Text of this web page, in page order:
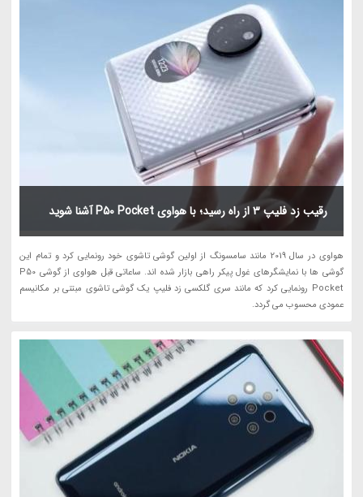
رقیب زد فلیپ 3 از راه رسید؛ با هواوی P50 Pocket آشنا شوید
هواوی در سال 2019 مانند سامسونگ از اولین گوشی تاشوی خود رونمایی کرد و تمام این
گوشی ها با نمایشگرهای غول پیکر راهی بازار شده اند. ساعاتی قبل هواوی از گوشی P50
Pocket رونمایی کرد که مانند سری گلکسی زد فلیپ یک گوشی تاشوی مبتنی بر مکانیسم
عمودی محسوب می گردد.